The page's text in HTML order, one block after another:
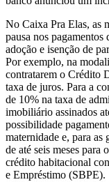
No Caixa Pra Elas, as
pausa nos pagamentos
adoção e isenção de
Por exemplo, na
contratarem o Crédito
taxa de juros. Para a
de 10% na taxa de
imobiliário assinados
possibilidade
maternidade e, para as
de até seis meses para
crédito habitacional
e Empréstimo (SBPE).